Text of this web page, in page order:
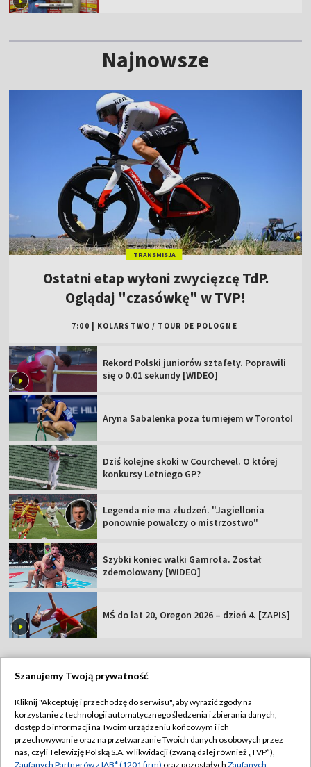
Najnowsze
TRANSMISJA
Ostatni etap wyłoni zwycięzcę TdP.
Oglądaj "czasówkę" w TVP!
7:00 KOLARSTWO / TOUR DE POLOGNE
Rekord Polski juniorów sztafety. Poprawili
się o 0.01 sekundy [WIDEO]
Aryna Sabalenka poza turniejem w Toronto!
Dziś kolejne skoki w Courchevel. O której
konkursy Letniego GP?
Legenda nie ma złudzeń. "Jagiellonia
ponownie powalczy o mistrzostwo"
Szybki koniec walki Gamrota. Został
zdemolowany [WIDEO]
MŚ do lat 20, Oregon 2026 – dzień 4. [ZAPIS]
Abonament TVP
Sklep TVP
Biuro Reklamy
Regulamin TVP
Polityka prywatności
Moje zgody
Szanujemy Twoją prywatność
Kliknij "Akceptuję i przechodzę do serwisu", aby wyrazić zgody na
korzystanie z technologii automatycznego śledzenia i zbierania danych,
dostęp do informacji na Twoim urządzeniu końcowym i ich
przechowywanie oraz na przetwarzanie Twoich danych osobowych przez
nas, czyli Telewizję Polską S.A. w likwidacji (zwaną dalej również „TVP”),
Zaufanych Partnerów z IAB* (1201 firm) oraz pozostałych Zaufanych